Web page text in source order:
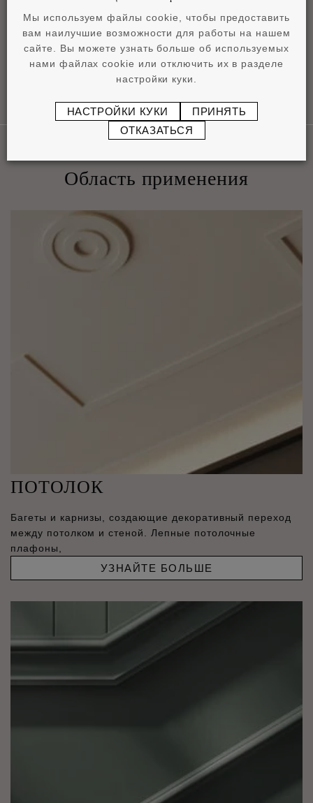
Технический паспорт
pdf 0,78 MB
Область применения
ПОТОЛОК
Багеты и карнизы, создающие декоративный переход
между потолком и стеной. Лепные потолочные
плафоны,
УЗНАЙТЕ БОЛЬШЕ
Мы используем файлы cookie, чтобы предоставить
вам наилучшие возможности для работы на нашем
сайте. Вы можете узнать больше об используемых
нами файлах cookie или отключить их в разделе
настройки куки.
НАСТРОЙКИ КУКИ
ПРИНЯТЬ
ОТКАЗАТЬСЯ